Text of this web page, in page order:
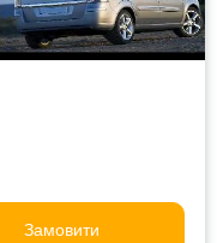
Замовити